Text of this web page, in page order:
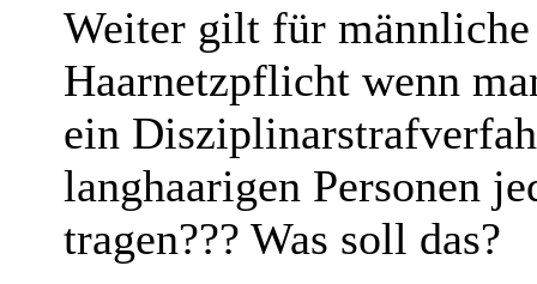
Weiter gilt für männliche
Haarnetzpflicht wenn
ein
langhaarigen Personen
tragen??? Was soll das?